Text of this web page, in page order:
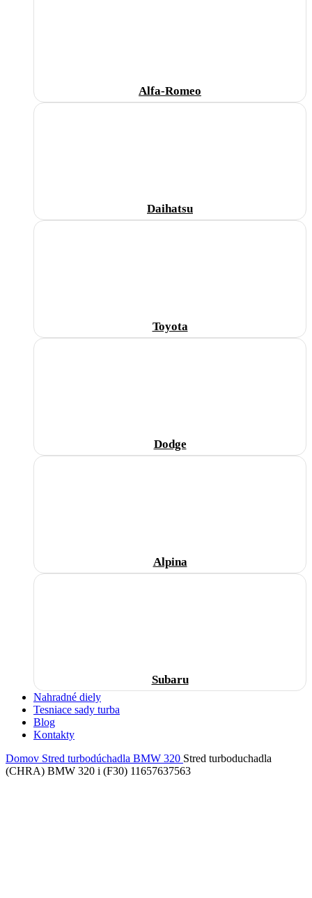
Alfa-Romeo
Daihatsu
Toyota
Dodge
Alpina
Subaru
Nahradné diely
Tesniace sady turba
Blog
Kontakty
Domov Stred turbodúchadla BMW 320 Stred turboduchadla
(CHRA) BMW 320 i (F30) 11657637563